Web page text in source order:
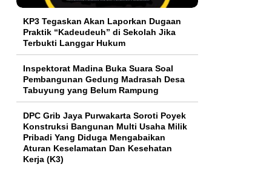
KP3 Tegaskan Akan Laporkan Dugaan
Praktik “Kadeudeuh” di Sekolah Jika
Terbukti Langgar Hukum
Inspektorat Madina Buka Suara Soal
Pembangunan Gedung Madrasah Desa
Tabuyung yang Belum Rampung
DPC Grib Jaya Purwakarta Soroti Poyek
Konstruksi Bangunan Multi Usaha Milik
Pribadi Yang Diduga Mengabaikan
Aturan Keselamatan Dan Kesehatan
Kerja (K3)